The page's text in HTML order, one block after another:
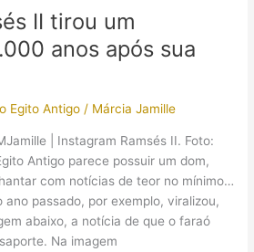
II tirou um
anos após sua
Egito Antigo / Márcia Jamille
| Instagram Ramsés II. Foto:
Antigo parece possuir um dom,
com notícias de teor no mínimo…
ano passado, por exemplo, viralizou,
abaixo, a notícia de que o faraó
Na imagem